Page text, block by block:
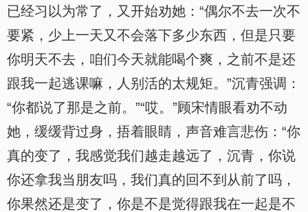
已经习以为常了，又开始劝她：“偶尔不去一次不
要紧，少上一天又不会落下多少东西，但是只要
你明天不去，咱们今天就能喝个爽，之前不是还
跟我一起逃课嘛，人别活的太规矩。”沉青强调：
“你都说了那是之前。”“哎。”顾宋情眼看劝不动
她，缓缓背过身，捂着眼睛，声音难言悲伤：“你
真的变了，我感觉我们越走越远了，沉青，你说
你还拿我当朋友吗，我们真的回不到从前了吗，
你果然还是变了，你是不是觉得跟我在一起是不